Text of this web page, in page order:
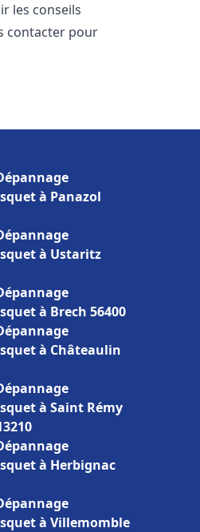
les conseils
contacter pour
à Panazol
à Ustaritz
à Brech 56400
à Châteaulin
à Saint Rémy
à Herbignac
à Villemomble